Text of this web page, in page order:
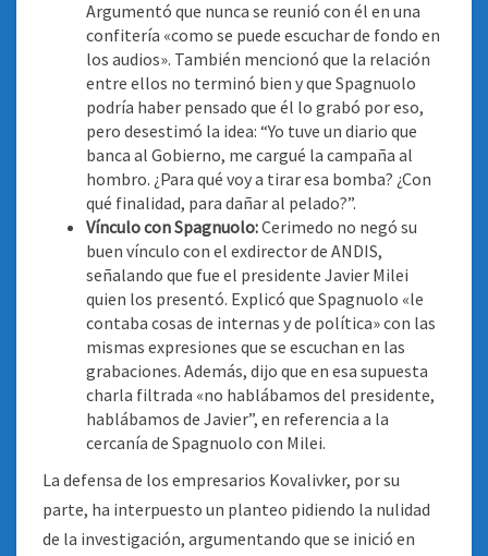
Argumentó que nunca se reunió con él en una
confitería «como se puede escuchar de fondo en
los audios». También mencionó que la relación
entre ellos no terminó bien y que Spagnuolo
podría haber pensado que él lo grabó por eso,
pero desestimó la idea: “Yo tuve un diario que
banca al Gobierno, me cargué la campaña al
hombro. ¿Para qué voy a tirar esa bomba? ¿Con
qué finalidad, para dañar al pelado?”.
Vínculo con Spagnuolo:Cerimedo no negó su
buen vínculo con el exdirector de ANDIS,
señalando que fue el presidente Javier Milei
quien los presentó. Explicó que Spagnuolo «le
contaba cosas de internas y de política» con las
mismas expresiones que se escuchan en las
grabaciones. Además, dijo que en esa supuesta
charla filtrada «no hablábamos del presidente,
hablábamos de Javier”, en referencia a la
cercanía de Spagnuolo con Milei.
La defensa de los empresarios Kovalivker, por su
parte, ha interpuesto un planteo pidiendo la nulidad
de la investigación, argumentando que se inició en